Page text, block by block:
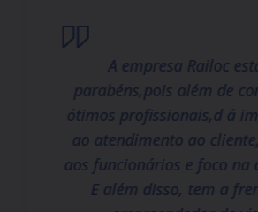
A empresa Railoc
parabéns,pois além de
ótimos profissionais,d á
ao atendimento ao
aos funcionários e foco na
E além disso, tem a